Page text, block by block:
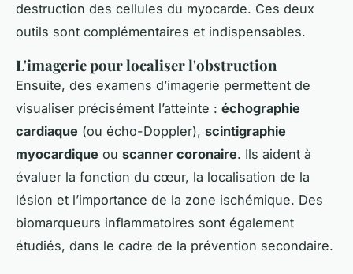
destruction des cellules du myocarde. Ces deux
outils sont complémentaires et indispensables.
L'imagerie pour localiser l'obstruction
Ensuite, des examens d’imagerie permettent de
visualiser précisément l’atteinte : échographie
cardiaque (ou écho-Doppler), scintigraphie
myocardique ou scanner coronaire. Ils aident à
évaluer la fonction du cœur, la localisation de la
lésion et l’importance de la zone ischémique. Des
biomarqueurs inflammatoires sont également
étudiés, dans le cadre de la prévention secondaire.